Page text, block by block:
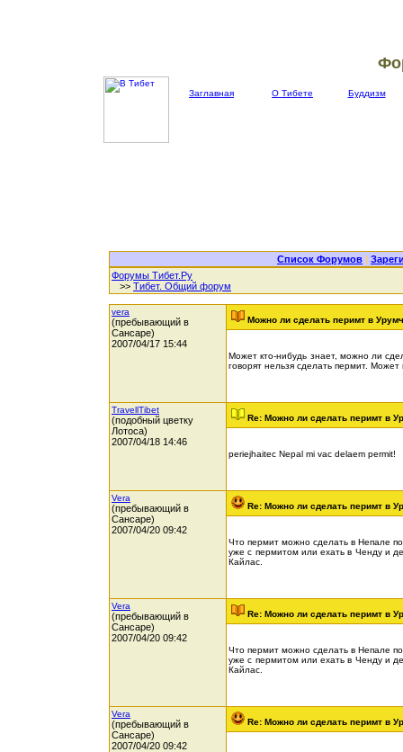
Заглавная О Тибете Буддизм
Список Форумов |
Форумы Тибет.Ру
>> Тибет. Общий форум
vera
(пребывающий в
Сансаре)
2007/04/17 15:44
Можно ли сделать перимт в
Может кто-нибудь знает, можно ли
говорят нельзя сделать пермит.
TravellTibet
(подобный цветку
Лотоса)
2007/04/18 14:46
Re: Можно ли сделать перимт в
periejhaitec Nepal mi vac delaem permit!
Vera
(пребывающий в
Сансаре)
2007/04/20 09:42
Re: Можно ли сделать перимт в
Что пермит можно сделать в Непале
уже с пермитом или ехать в Ченду и
Кайлас.
Vera
(пребывающий в
Сансаре)
2007/04/20 09:42
Re: Можно ли сделать перимт в
Что пермит можно сделать в Непале
уже с пермитом или ехать в Ченду и
Кайлас.
Vera
(пребывающий в
Сансаре)
2007/04/20 09:42
Re: Можно ли сделать перимт в